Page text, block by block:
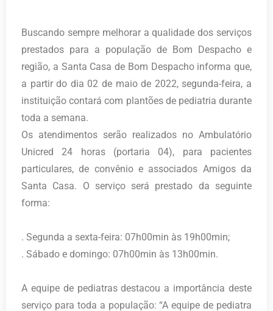
Buscando sempre melhorar a qualidade dos serviços
prestados para a população de Bom Despacho e
região, a Santa Casa de Bom Despacho informa que,
a partir do dia 02 de maio de 2022, segunda-feira, a
instituição contará com plantões de pediatria durante
toda a semana.
Os atendimentos serão realizados no Ambulatório
Unicred 24 horas (portaria 04), para pacientes
particulares, de convênio e associados Amigos da
Santa Casa. O serviço será prestado da seguinte
forma:
. Segunda a sexta-feira: 07h00min às 19h00min;
. Sábado e domingo: 07h00min às 13h00min.
A equipe de pediatras destacou a importância deste
serviço para toda a população: “A equipe de pediatra